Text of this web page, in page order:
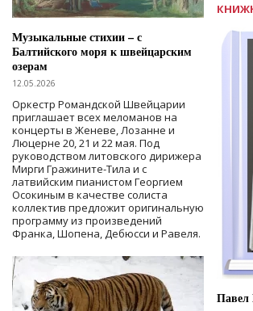
Музыкальные стихии – с
Балтийского моря к швейцарским
озерам
12.05.2026
Оркестр Романдской Швейцарии
приглашает всех меломанов на
концерты в Женеве, Лозанне и
Люцерне 20, 21 и 22 мая. Под
руководством литовского дирижера
Мирги Гражините-Тила и с
латвийским пианистом Георгием
Осокиным в качестве солиста
коллектив предложит оригинальную
программу из произведений
Франка, Шопена, Дебюсси и Равеля.